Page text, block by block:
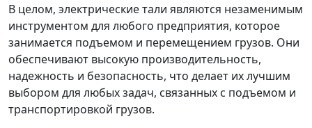
В целом, электрические тали являются незаменимым
инструментом для любого предприятия, которое
занимается подъемом и перемещением грузов. Они
обеспечивают высокую производительность,
надежность и безопасность, что делает их лучшим
выбором для любых задач, связанных с подъемом и
транспортировкой грузов.